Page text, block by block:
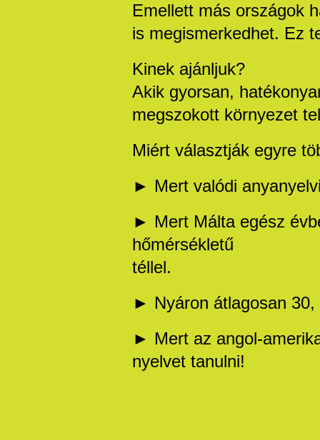
Emellett más országok
is megismerkedhet. Ez
Kinek ajánljuk?
Akik gyorsan,
megszokott környezet
Miért választják egyre
► Mert valódi
► Mert Málta egész
hőmérsékletű
téllel.
► Nyáron átlagosan 30,
► Mert az angol-
nyelvet tanulni!